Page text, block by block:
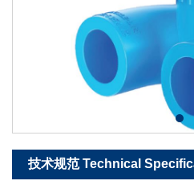
技术规范 Technical